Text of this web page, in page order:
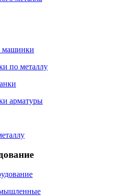
машинки
по металлу
арматуры